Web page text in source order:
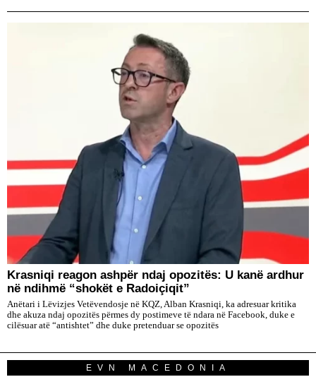
​Krasniqi reagon ashpër ndaj opozitës: U kanë ardhur
në ndihmë “shokët e Radoiçiqit”
Anëtari i Lëvizjes Vetëvendosje në KQZ, Alban Krasniqi, ka adresuar kritika
dhe akuza ndaj opozitës përmes dy postimeve të ndara në Facebook, duke e
cilësuar atë “antishtet” dhe duke pretenduar se opozitës
EVN MACEDONIA